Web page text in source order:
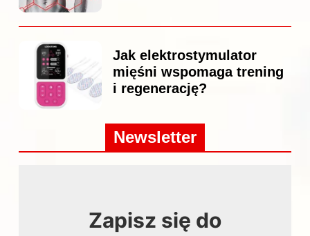
Jak elektrostymulator
mięśni wspomaga trening
i regenerację?
Newsletter
Zapisz się do